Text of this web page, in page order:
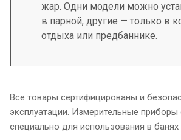
жар. Одни модели можно
в парной, другие — только в
отдыха или предбаннике.
Все товары сертифицированы и
эксплуатации. Измерительные
специально для использования в банях